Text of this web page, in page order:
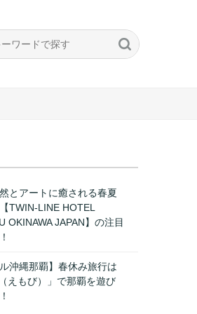
とアートに癒される春夏
TWIN-LINE HOTEL
OKINAWA JAPAN】の注目
ル沖縄那覇】春休み旅行は
えもび）」で那覇を遊び